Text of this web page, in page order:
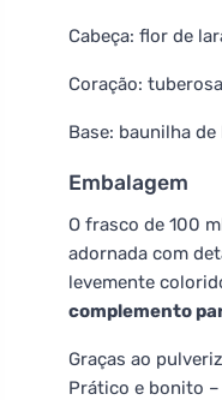
Cabeça: flor de
Coração:
Base: baunilha
Embalagem
O frasco de 100
adornada com
levemente
complemento
Graças ao
Prático e bonito